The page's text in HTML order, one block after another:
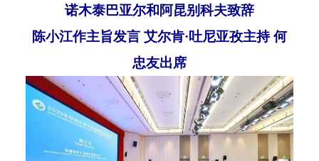
诺木泰巴亚尔和阿昆别科夫致辞
陈小江作主旨发言 艾尔肯·吐尼亚孜主持 何
忠友出席